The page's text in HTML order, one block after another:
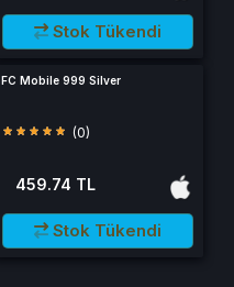
Stok Tükendi
FC Mobile 999 Silver
(0)
459.74 TL
Stok Tükendi